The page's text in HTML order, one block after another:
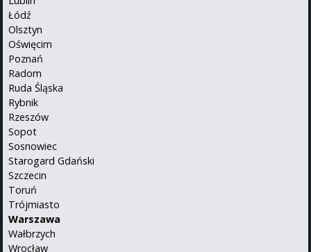
Łódź
Olsztyn
Oświęcim
Poznań
Radom
Ruda Śląska
Rybnik
Rzeszów
Sopot
Sosnowiec
Starogard Gdański
Szczecin
Toruń
Trójmiasto
Warszawa
Wałbrzych
Wrocław